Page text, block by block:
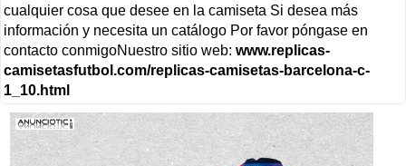
cualquier cosa que desee en la camiseta Si desea más
información y necesita un catálogo Por favor póngase en
contacto conmigoNuestro sitio web: www.replicas-
camisetasfutbol.com/replicas-camisetas-barcelona-c-
1_10.html